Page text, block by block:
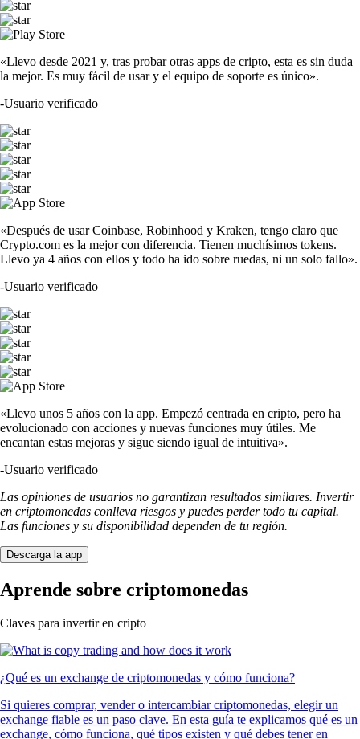
«Llevo desde 2021 y, tras probar otras apps de cripto, esta es sin duda
la mejor. Es muy fácil de usar y el equipo de soporte es único».
-Usuario verificado
«Después de usar Coinbase, Robinhood y Kraken, tengo claro que
Crypto.com es la mejor con diferencia. Tienen muchísimos tokens.
Llevo ya 4 años con ellos y todo ha ido sobre ruedas, ni un solo fallo».
-Usuario verificado
«Llevo unos 5 años con la app. Empezó centrada en cripto, pero ha
evolucionado con acciones y nuevas funciones muy útiles. Me
encantan estas mejoras y sigue siendo igual de intuitiva».
-Usuario verificado
Las opiniones de usuarios no garantizan resultados similares. Invertir
en criptomonedas conlleva riesgos y puedes perder todo tu capital.
Las funciones y su disponibilidad dependen de tu región.
Descarga la app
Aprende sobre criptomonedas
Claves para invertir en cripto
¿Qué es un exchange de criptomonedas y cómo funciona?
Si quieres comprar, vender o intercambiar criptomonedas, elegir un
exchange fiable es un paso clave. En esta guía te explicamos qué es un
exchange, cómo funciona, qué tipos existen y qué debes tener en